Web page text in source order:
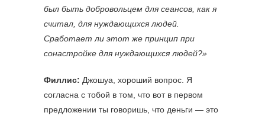
был быть добровольцем для сеансов, как я
считал, для нуждающихся людей.
Сработает ли этот же принцип при
сонастройке для нуждающихся людей?»
Филлис: Джошуа, хороший вопрос. Я
согласна с тобой в том, что вот в первом
предложении ты говоришь, что деньги — это